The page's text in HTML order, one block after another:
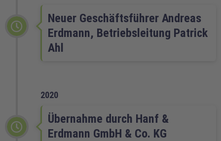
Neuer Geschäftsführer Andreas
Erdmann, Betriebsleitung Patrick
Ahl
2020
Übernahme durch Hanf &
Erdmann GmbH & Co. KG